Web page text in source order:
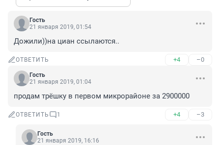
Гость
21 января 2019, 01:54
Дожили))на циан ссылаются..
ОТВЕТИТЬ +4 –0
Гость
21 января 2019, 01:04
продам трёшку в первом микрорайоне за 2900000
ОТВЕТИТЬ 1 +4 –3
Гость
21 января 2019, 16:16